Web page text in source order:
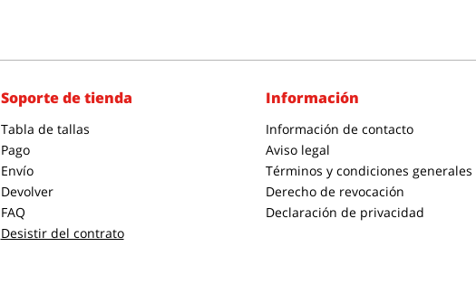
Soporte de tienda
Tabla de tallas
Pago
Envío
Devolver
FAQ
Desistir del contrato
Información
Información de contacto
Aviso legal
Términos y condiciones generales
Derecho de revocación
Declaración de privacidad